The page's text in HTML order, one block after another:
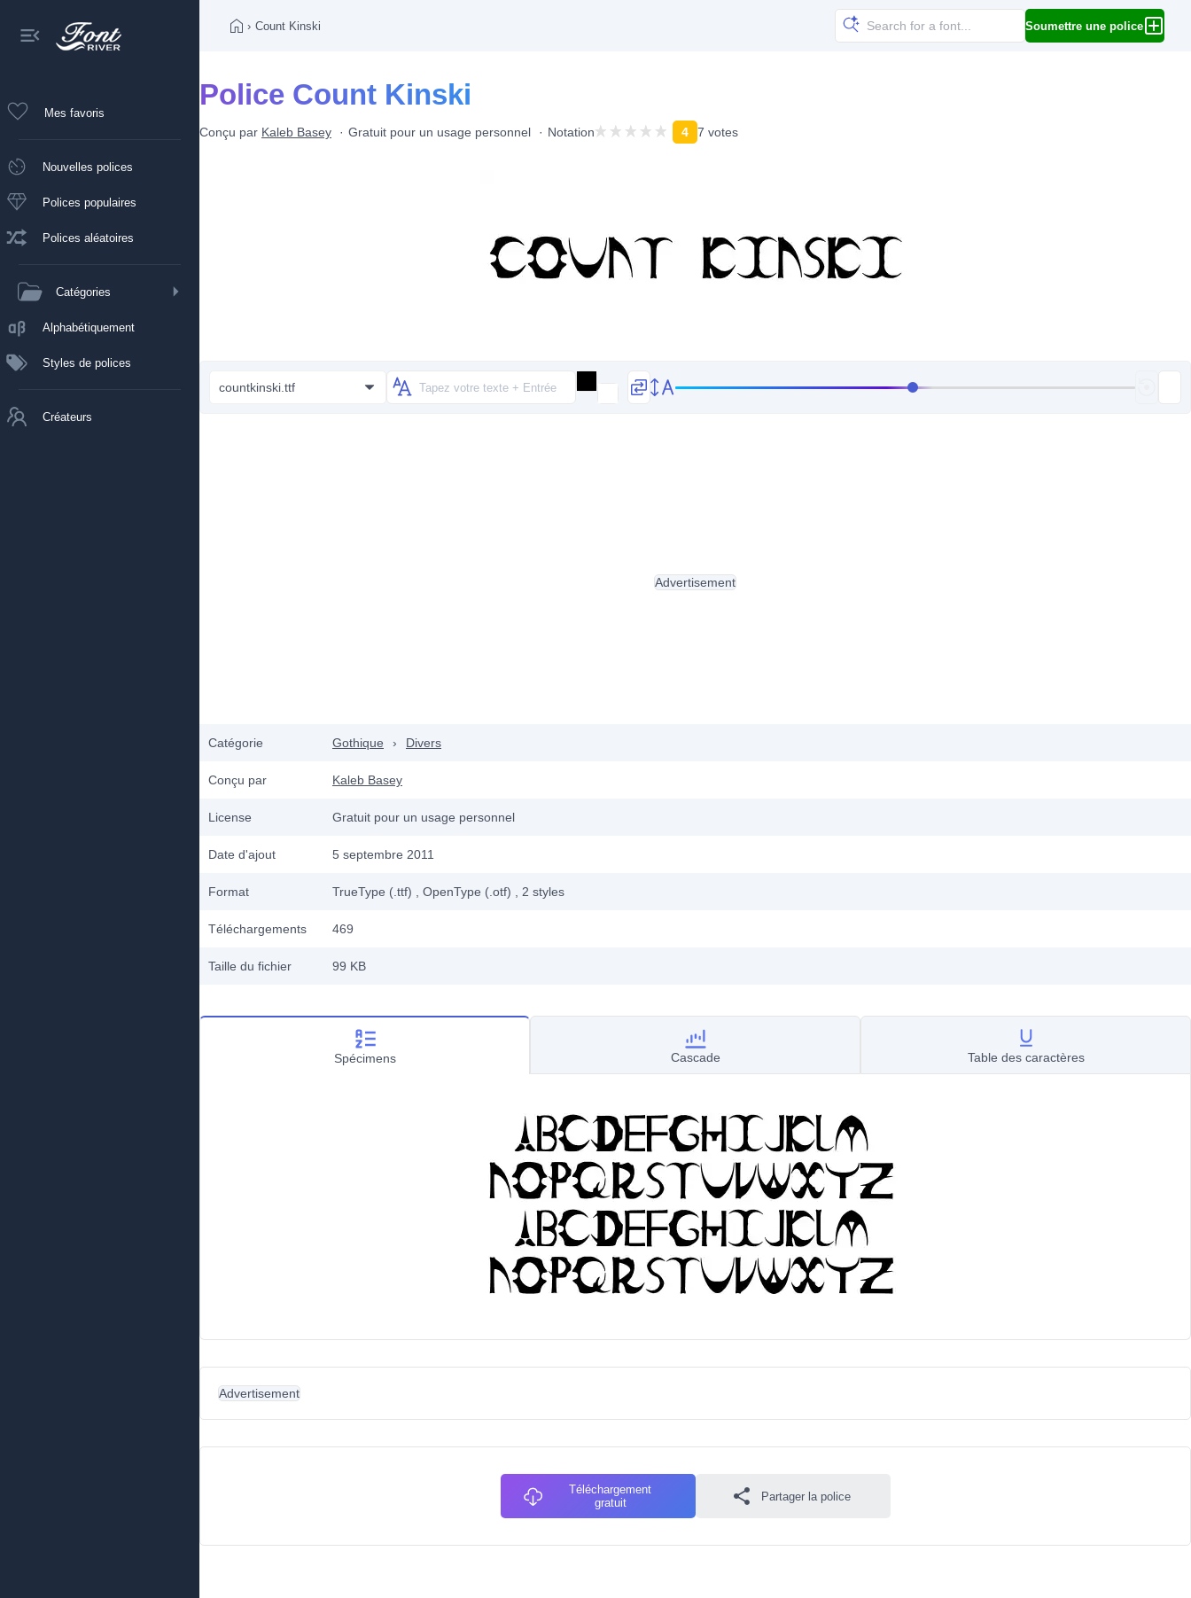
Mes favoris
Nouvelles polices
Polices populaires
Polices aléatoires
Catégories
Alphabétiquement
Styles de polices
Créateurs
› Count Kinski Soumettre une police
Police Count Kinski
Conçu par Kaleb Basey Gratuit pour un usage personnel Notation 4 7 votes
countkinski.ttf
Catégorie Gothique › Divers
Conçu par Kaleb Basey
License Gratuit pour un usage personnel
Date d'ajout 5 septembre 2011
Format TrueType (.ttf) , OpenType (.otf) , 2 styles
Téléchargements 469
Taille du fichier 99 KB
Advertisement
Spécimens Cascade Table des caractères
Advertisement
Téléchargement
gratuit
Partager la police